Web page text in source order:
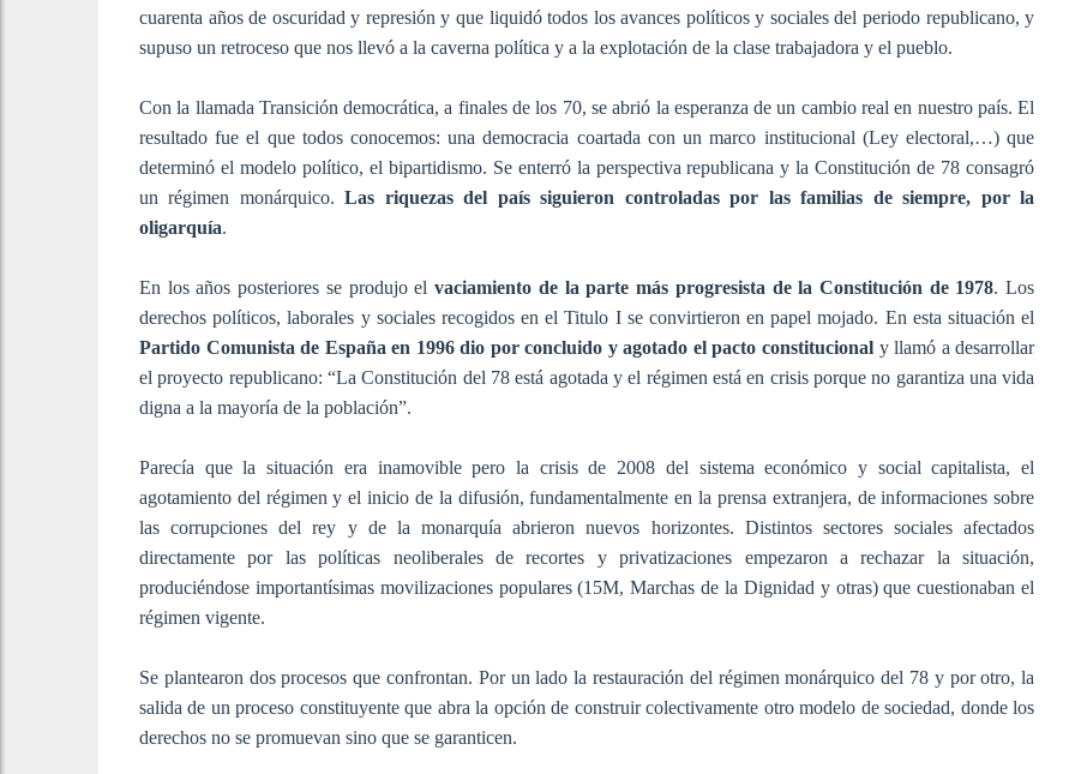
cuarenta años de oscuridad y represión y que liquidó todos los avances políticos y sociales del periodo republicano, y
supuso un retroceso que nos llevó a la caverna política y a la explotación de la clase trabajadora y el pueblo.
Con la llamada Transición democrática, a finales de los 70, se abrió la esperanza de un cambio real en nuestro país. El
resultado fue el que todos conocemos: una democracia coartada con un marco institucional (Ley electoral,…) que
determinó el modelo político, el bipartidismo. Se enterró la perspectiva republicana y la Constitución de 78 consagró
un régimen monárquico.Las riquezas del país siguieron controladas por las familias de siempre, por la
oligarquía.
En los años posteriores se produjo elvaciamiento de la parte más progresista de la Constitución de 1978. Los
derechos políticos, laborales y sociales recogidos en el Titulo I se convirtieron en papel mojado. En esta situación el
Partido Comunista de España en 1996 dio por concluido y agotado el pacto constitucional y llamó a desarrollar
el proyecto republicano: “La Constitución del 78 está agotada y el régimen está en crisis porque no garantiza una vida
digna a la mayoría de la población”.
Parecía que la situación era inamovible pero la crisis de 2008 del sistema económico y social capitalista, el
agotamiento del régimen y el inicio de la difusión, fundamentalmente en la prensa extranjera, de informaciones sobre
las corrupciones del rey y de la monarquía abrieron nuevos horizontes. Distintos sectores sociales afectados
directamente por las políticas neoliberales de recortes y privatizaciones empezaron a rechazar la situación,
produciéndose importantísimas movilizaciones populares (15M, Marchas de la Dignidad y otras) que cuestionaban el
régimen vigente.
Se plantearon dos procesos que confrontan. Por un lado la restauración del régimen monárquico del 78 y por otro, la
salida de un proceso constituyente que abra la opción de construir colectivamente otro modelo de sociedad, donde los
derechos no se promuevan sino que se garanticen.